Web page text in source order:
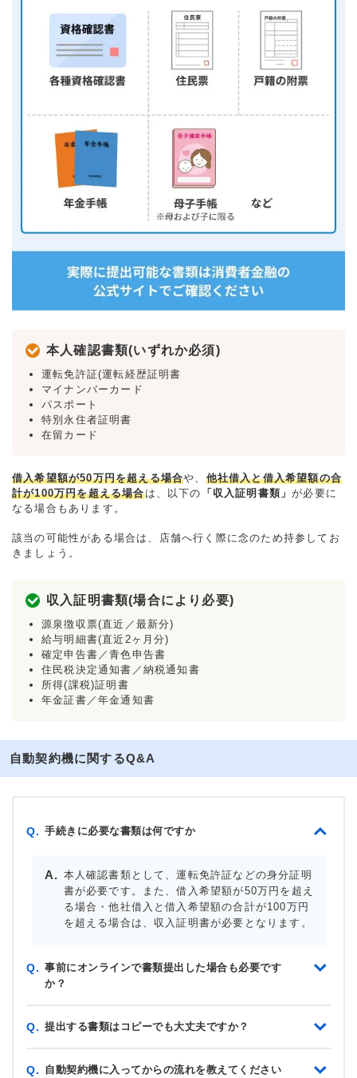
本人確認書類(いずれか必須)
運転免許証(運転経歴証明書
マイナンバーカード
パスポート
特別永住者証明書
在留カード
借入希望額が50万円を超える場合や、 他社借入と借入希望額の合
計が100万円を超える場合は、以下の 「収入証明書類」が必要に
なる場合もあります。
該当の可能性がある場合は、店舗へ行く際に念のため持参してお
きましょう。
収入証明書類(場合により必要)
源泉徴収票(直近／最新分)
給与明細書(直近2ヶ月分)
確定申告書／青色申告書
住民税決定通知書／納税通知書
所得(課税)証明書
年金証書／年金通知書
自動契約機に関するQ&A
Q. 手続きに必要な書類は何ですか
本人確認書類として、運転免許証などの身分証明
書が必要です。また、借入希望額が50万円を超え
る場合・他社借入と借入希望額の合計が100万円
を超える場合は、収入証明書が必要となります。
Q. 事前にオンラインで書類提出した場合も必要です
か？
Q. 提出する書類はコピーでも大丈夫ですか？
Q. 自動契約機に入ってからの流れを教えてください